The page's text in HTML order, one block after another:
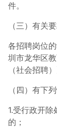
件。
（三）有关
各招聘岗位
圳市龙华区
（社会招聘
（四）有下
1.受行政开
的；